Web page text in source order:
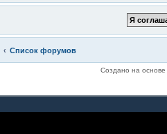
Список форумов
Создано на основе